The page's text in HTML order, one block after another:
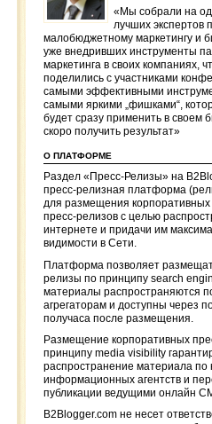
«Мы собрали на
лучших экспертов
малобюджетному маркетингу и
уже внедривших инструменты
маркетинга в своих компаниях,
поделились с участниками
самыми эффективными
самыми яркими „фишками“,
будет сразу применить в своем
скоро получить результат»
О ПЛАТФОРМЕ
Раздел «Пресс-Релизы» на
пресс-релизная платформа
для размещения корпоративных
пресс-релизов с целью
интернете и придачи им
видимости в Сети.
Платформа позволяет
релизы по принципу search
материалы распространяются
агрегаторам и доступны через
получаса после размещения.
Размещение корпоративных
принципу media visibility
распространение материала по
информационных агентств и
публикации ведущими онлайн
B2Blogger.com не несет